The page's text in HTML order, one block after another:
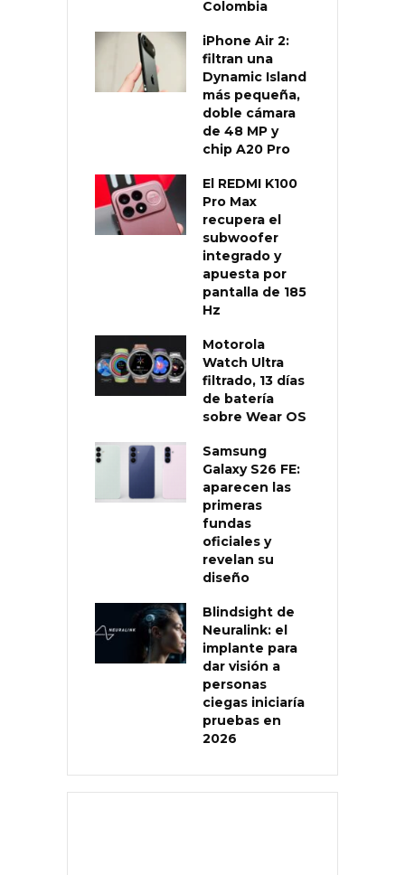
Colombia
iPhone Air 2:
filtran una
Dynamic Island
más pequeña,
doble cámara
de 48 MP y
chip A20 Pro
El REDMI K100
Pro Max
recupera el
subwoofer
integrado y
apuesta por
pantalla de 185
Hz
Motorola
Watch Ultra
filtrado, 13 días
de batería
sobre Wear OS
Samsung
Galaxy S26 FE:
aparecen las
primeras
fundas
oficiales y
revelan su
diseño
Blindsight de
Neuralink: el
implante para
dar visión a
personas
ciegas iniciaría
pruebas en
2026